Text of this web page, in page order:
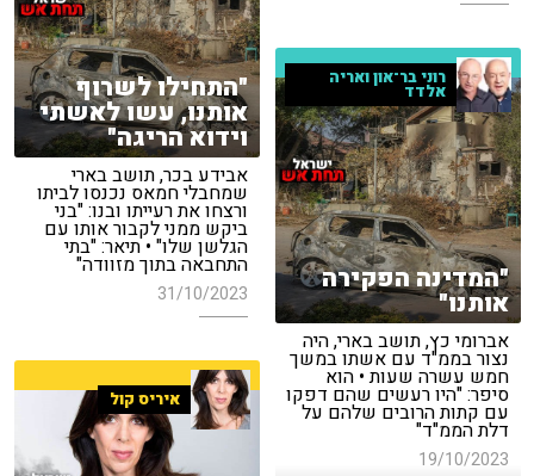
"התחילו לשרוף
אותנו, עשו לאשתי
וידוא הריגה"
אבידע בכר, תושב בארי
שמחבלי חמאס נכנסו לביתו
ורצחו את רעייתו ובנו: "בני
ביקש ממני לקבור אותו עם
הגלשן שלו" • תיאר: "בתי
התחבאה בתוך מזוודה"
31/10/2023
רוני בר־און ואריה
אלדד
"המדינה הפקירה
אותנו"
אברומי כץ, תושב בארי, היה
נצור בממ"ד עם אשתו במשך
חמש עשרה שעות • הוא
סיפר: "היו רעשים שהם דפקו
עם קתות הרובים שלהם על
דלת הממ"ד"
19/10/2023
איריס קול